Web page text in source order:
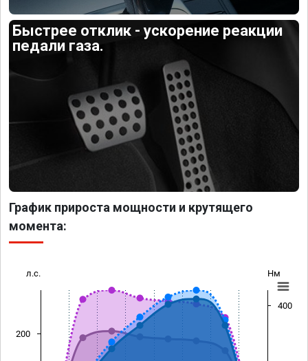
Быстрее отклик - ускорение реакции
педали газа.
График прироста мощности и крутящего
момента:
л.с. Нм
200
400